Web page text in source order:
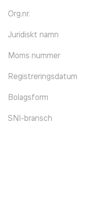
Org.nr.
Juridiskt namn
Moms nummer
Registreringsdatum
Bolagsform
SNI-bransch